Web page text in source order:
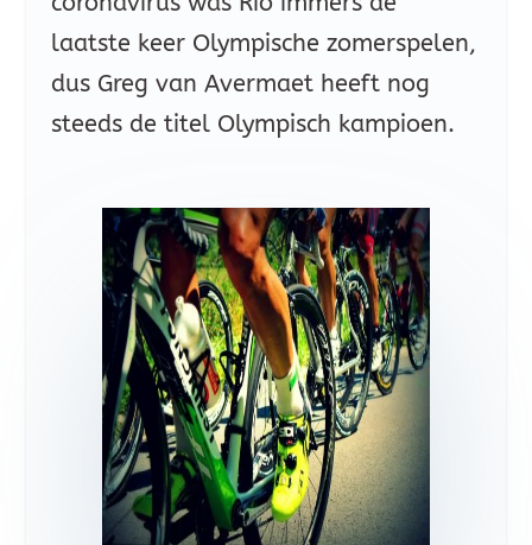
laatste keer Olympische zomerspelen,
dus Greg van Avermaet heeft nog
steeds de titel Olympisch kampioen.